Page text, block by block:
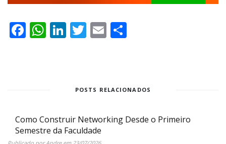
Facebook
WhatsApp
LinkedIn
Twitter
Email
POSTS RELACIONADOS
Como Construir Networking Desde o Primeiro
Semestre da Faculdade